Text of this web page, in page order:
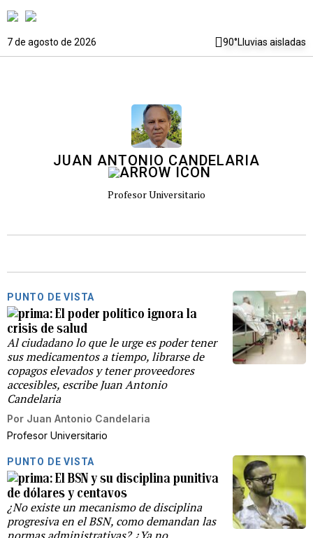
7 de agosto de 2026 90°Lluvias aisladas
JUAN ANTONIO CANDELARIA
Profesor Universitario
PUNTO DE VISTA
El poder político ignora la
crisis de salud
Al ciudadano lo que le urge es poder tener
sus medicamentos a tiempo, librarse de
copagos elevados y tener proveedores
accesibles, escribe Juan Antonio
Candelaria
Por Juan Antonio Candelaria
Profesor Universitario
PUNTO DE VISTA
El BSN y su disciplina punitiva
de dólares y centavos
¿No existe un mecanismo de disciplina
progresiva en el BSN, como demandan las
normas administrativas? ¿Ya no